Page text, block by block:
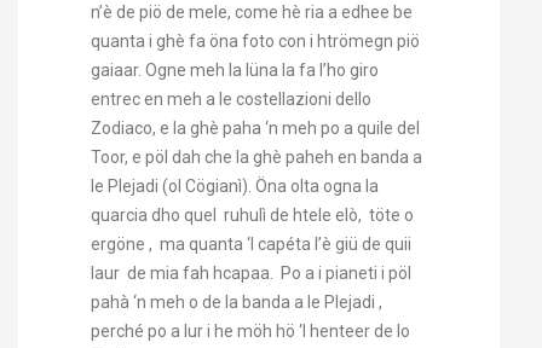
n’è de piö de mele, come hè ria a edhee be
quanta i ghè fa öna foto con i htrömegn piö
gaiaar. Ogne meh la lüna la fa l’ho giro
entrec en meh a le costellazioni dello
Zodiaco, e la ghè paha ‘n meh po a quile del
Toor, e pöl dah che la ghè paheh en banda a
le Plejadi (ol Cögianì). Öna olta ogna la
quarcia dho quel ruhulì de htele elò, töte o
ergöne , ma quanta ‘l capéta l’è giü de quii
laur de mia fah hcapaa. Po a i pianeti i pöl
pahà ‘n meh o de la banda a le Plejadi ,
perché po a lur i he möh hö ‘l henteer de lo